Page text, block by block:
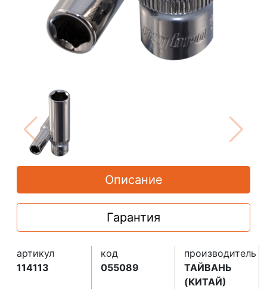
Описание
Гарантия
артикул
114113
код
055089
производитель
ТАЙВАНЬ
(КИТАЙ)